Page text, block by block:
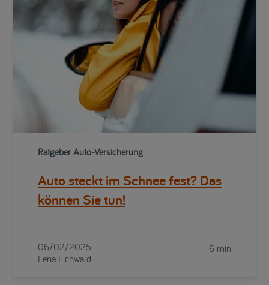
Ratgeber Auto-Versicherung
Auto steckt im Schnee fest? Das
können Sie tun!
06/02/2025
Lena Eichwald
6 min